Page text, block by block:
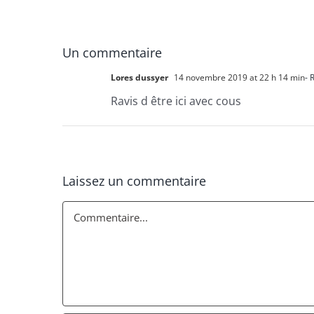
Un commentaire
Lores dussyer 14 novembre 2019 at 22 h 14 min-
Ravis d être ici avec cous
Laissez un commentaire
Commentaire